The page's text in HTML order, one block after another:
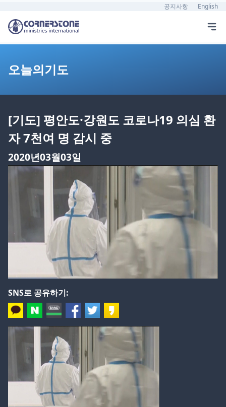
공지사항 English
오늘의기도
[기도] 평안도·강원도 코로나19 의심 환
자 7천여 명 감시 중
2020년03월03일
SNS로 공유하기: